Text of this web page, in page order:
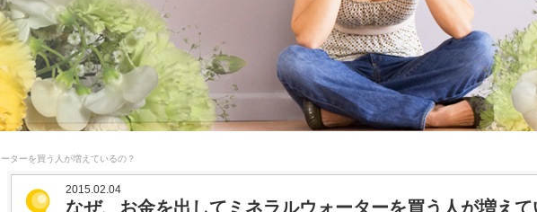
ターを買う人が増えているの？
2015.02.04
なぜ、お金を出してミネラルウォーターを買う人が増えて